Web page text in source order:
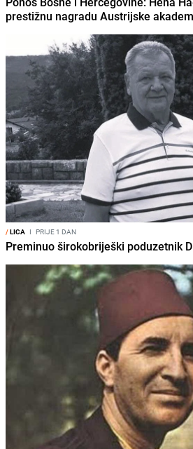
prestižnu nagradu Austrijske
/LICA I PRIJE 1 DAN
Preminuo širokobriješki poduzetnik